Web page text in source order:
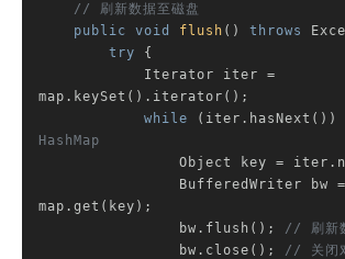
// 刷新数据至磁盘
public
void flush () throws
try {
map.keySet().iterator();
while (iter.hasNext())
HashMap
map.get(key);
                bw.flush();
// 刷新
                bw.close();
// 关闭